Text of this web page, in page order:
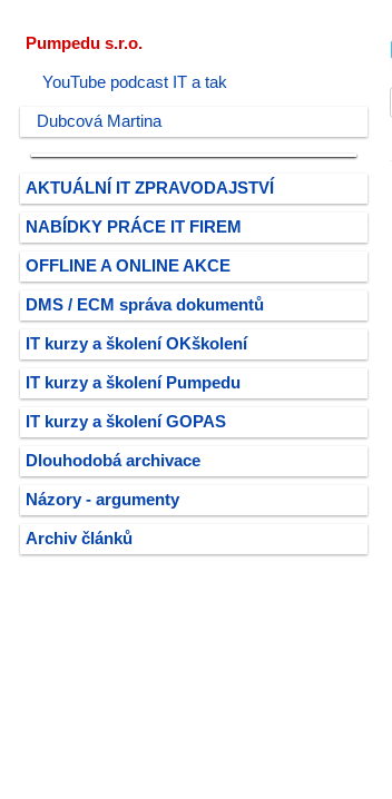
Pumpedu s.r.o.
YouTube podcast IT a tak
Dubcová Martina
AKTUÁLNÍ IT ZPRAVODAJSTVÍ
NABÍDKY PRÁCE IT FIREM
OFFLINE A ONLINE AKCE
DMS / ECM správa dokumentů
IT kurzy a školení OKškolení
IT kurzy a školení Pumpedu
IT kurzy a školení GOPAS
Dlouhodobá archivace
Názory - argumenty
Archiv článků